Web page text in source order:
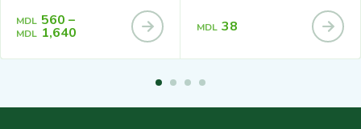
MDL 560 –
MDL 1,640 MDL 38